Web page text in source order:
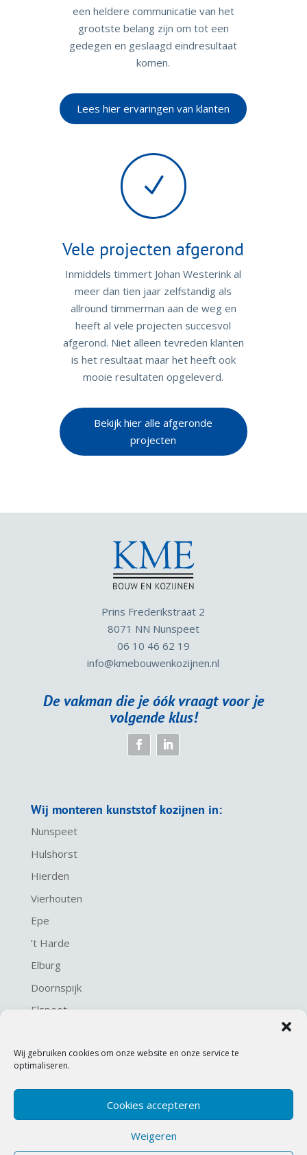
Wij gebruiken cookies om onze website en onze service te
optimaliseren.
Cookies accepteren
Weigeren
een heldere communicatie van het
grootste belang zijn om tot een
gedegen en geslaagd eindresultaat
komen.
Lees hier ervaringen van klanten
N
Vele projecten afgerond
Inmiddels timmert Johan Westerink al
meer dan tien jaar zelfstandig als
allround timmerman aan de weg en
heeft al vele projecten succesvol
afgerond. Niet alleen tevreden klanten
is het resultaat maar het heeft ook
mooie resultaten opgeleverd.
Bekijk hier alle afgeronde
projecten
Prins Frederikstraat 2
8071 NN Nunspeet
06 10 46 62 19
info@kmebouwenkozijnen.nl
De vakman die je óók vraagt voor je
volgende klus!
Wij monteren kunststof kozijnen in:
Nunspeet
Hulshorst
Hierden
Vierhouten
Epe
’t Harde
Elburg
Doornspijk
Elspeet
© 2021 KME Bouw en kozijnen. Ontwerp en